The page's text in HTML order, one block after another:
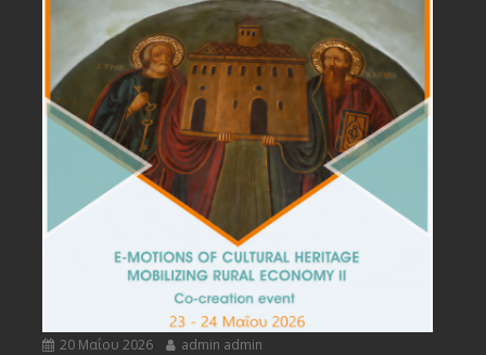
20 Μαΐου 2026 admin admin